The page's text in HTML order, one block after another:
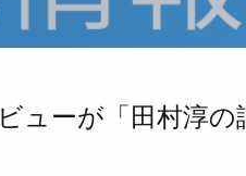
ューが「田村淳